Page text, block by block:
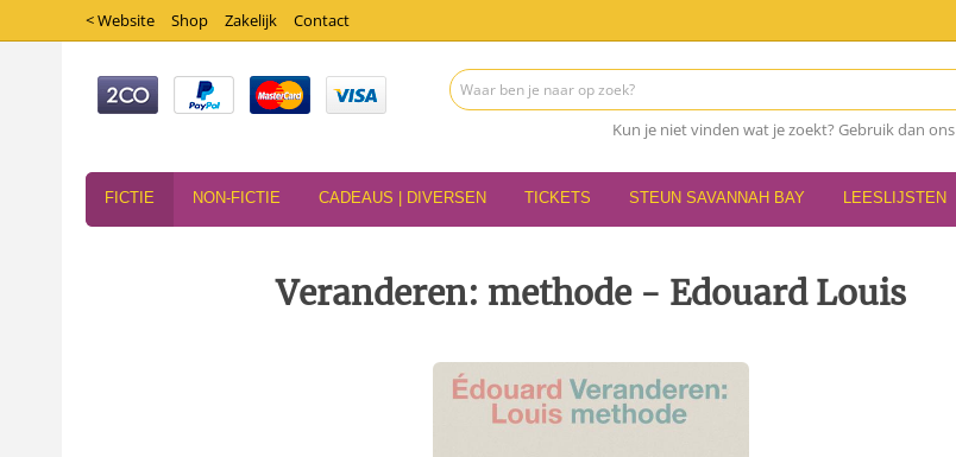
< Website Shop Zakelijk Contact
Kun je niet vinden wat je zoekt? Gebruik dan ons
FICTIE NON-FICTIE CADEAUS | DIVERSEN TICKETS STEUN SAVANNAH BAY LEESLIJSTEN
Veranderen: methode - Edouard Louis